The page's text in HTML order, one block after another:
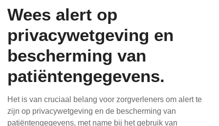
Wees alert op
privacywetgeving en
bescherming van
patiëntengegevens.
Het is van cruciaal belang voor zorgverleners om alert te
zijn op privacywetgeving en de bescherming van
patiëntengegevens, met name bij het gebruik van